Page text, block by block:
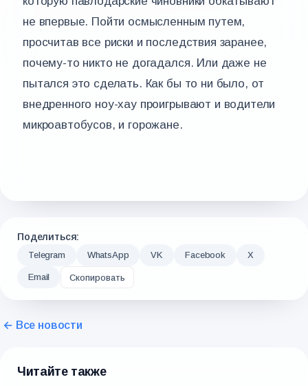
не впервые. Пойти осмысленным путем,
просчитав все риски и последствия заранее,
почему-то никто не догадался. Или даже не
пытался это сделать. Как бы то ни было, от
внедренного ноу-хау проигрывают и водители
микроавтобусов, и горожане.
Поделиться:
Telegram WhatsApp VK Facebook X
Email Скопировать
← Все новости
Читайте также